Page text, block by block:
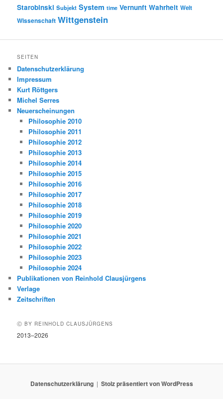
Starobinski Subjekt System time Vernunft Wahrheit Welt
Wissenschaft Wittgenstein
SEITEN
Datenschutzerklärung
Impressum
Kurt Röttgers
Michel Serres
Neuerscheinungen
Philosophie 2010
Philosophie 2011
Philosophie 2012
Philosophie 2013
Philosophie 2014
Philosophie 2015
Philosophie 2016
Philosophie 2017
Philosophie 2018
Philosophie 2019
Philosophie 2020
Philosophie 2021
Philosophie 2022
Philosophie 2023
Philosophie 2024
Publikationen von Reinhold Clausjürgens
Verlage
Zeitschriften
Ⓒ BY REINHOLD CLAUSJÜRGENS
2013–2026
Datenschutzerklärung Stolz präsentiert von WordPress